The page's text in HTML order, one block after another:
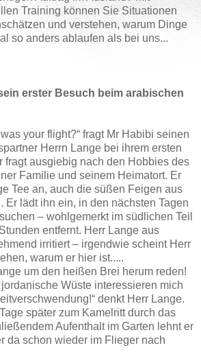
Training können Sie Situationen
und verstehen, warum Dinge
so anders ablaufen als bei uns...
erster Besuch beim arabischen
your flight?“ fragt Mr Habibi seinen
Herrn Lange bei ihrem ersten
fragt ausgiebig nach den Hobbies des
Familie und seinem Heimatort. Er
Tee an, auch die süßen Feigen aus
Er lädt ihn ein, in den nächsten Tagen
– wohlgemerkt im südlichen Teil
entfernt. Herr Lange aus
irritiert – irgendwie scheint Herr
warum er hier ist.....
um den heißen Brei herum reden!
Wüste interessieren mich
denkt Herr Lange.
später zum Kamelritt durch das
Aufenthalt im Garten lehnt er
da schon wieder im Flieger nach